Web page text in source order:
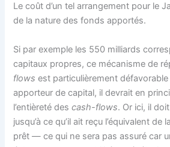
Le coût d’un tel arrangement pour le
de la nature des fonds apportés.
Si par exemple les 550 milliards
capitaux propres, ce mécanisme de
flows est particulièrement
apporteur de capital, il devrait en
l’entièreté descash-flows. Or ici, il
jusqu’à ce qu’il ait reçu l’équivalent de
prêt — ce qui ne sera pas assuré car